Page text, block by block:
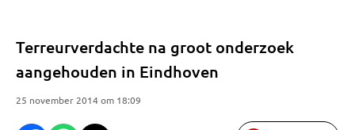
Terreurverdachte na groot onderzoek
aangehouden in Eindhoven
25 november 2014 om 18:09